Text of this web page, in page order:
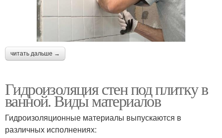
читать дальше →
Гидроизоляция стен под плитку в
ванной. Виды материалов
Гидроизоляционные материалы выпускаются в
различных исполнениях: